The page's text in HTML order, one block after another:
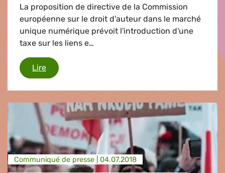
La proposition de directive de la Commission
européenne sur le droit d'auteur dans le marché
unique numérique prévoit l'introduction d'une
taxe sur les liens e…
LireL'Internet gratuit reste possible; le Parlement
Communiqué de presse | 04.07.2018